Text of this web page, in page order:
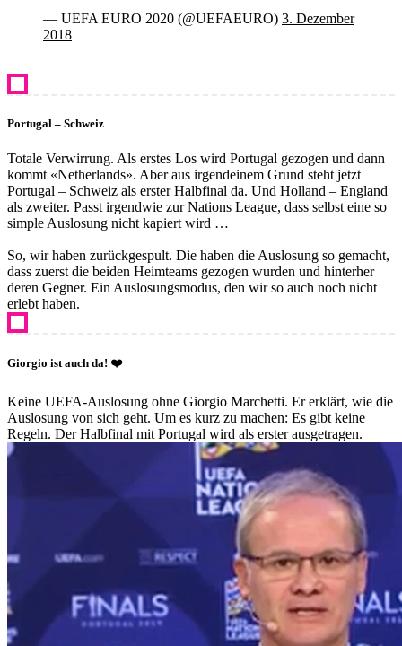
— UEFA EURO 2020 (@UEFAEURO) 3. Dezember
2018
Portugal – Schweiz
Totale Verwirrung. Als erstes Los wird Portugal gezogen und dann
kommt «Netherlands». Aber aus irgendeinem Grund steht jetzt
Portugal – Schweiz als erster Halbfinal da. Und Holland – England
als zweiter. Passt irgendwie zur Nations League, dass selbst eine so
simple Auslosung nicht kapiert wird …
So, wir haben zurückgespult. Die haben die Auslosung so gemacht,
dass zuerst die beiden Heimteams gezogen wurden und hinterher
deren Gegner. Ein Auslosungsmodus, den wir so auch noch nicht
erlebt haben.
Giorgio ist auch da! ❤️
Keine UEFA-Auslosung ohne Giorgio Marchetti. Er erklärt, wie die
Auslosung von sich geht. Um es kurz zu machen: Es gibt keine
Regeln. Der Halbfinal mit Portugal wird als erster ausgetragen.